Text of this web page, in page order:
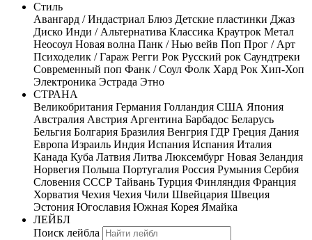
Стиль
Авангард / Индастриал Блюз Детские пластинки Джаз
Диско Инди / Альтернатива Классика Краутрок Метал
Неосоул Новая волна Панк / Нью вейв Поп Прог / Арт
Психоделик / Гараж Регги Рок Русский рок Саундтреки
Современный поп Фанк / Соул Фолк Хард Рок Хип-Хоп
Электроника Эстрада Этно
СТРАНА
Великобритания Германия Голландия США Япония
Австралия Австрия Аргентина Барбадос Беларусь
Бельгия Болгария Бразилия Венгрия ГДР Греция Дания
Европа Израиль Индия Испания Испания Италия
Канада Куба Латвия Литва Люксембург Новая Зеландия
Норвегия Польша Португалия Россия Румыния Сербия
Словения СССР Тайвань Турция Финляндия Франция
Хорватия Чехия Чехия Чили Швейцария Швеция
Эстония Югославия Южная Корея Ямайка
ЛЕЙБЛ
Поиск лейбла